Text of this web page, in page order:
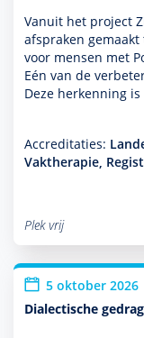
Vanuit het project
afspraken
voor mensen met
Eén van de
Deze herkenning
Accreditaties:
Vaktherapie,
Plek vrij
5 oktober 2026
Dialectische